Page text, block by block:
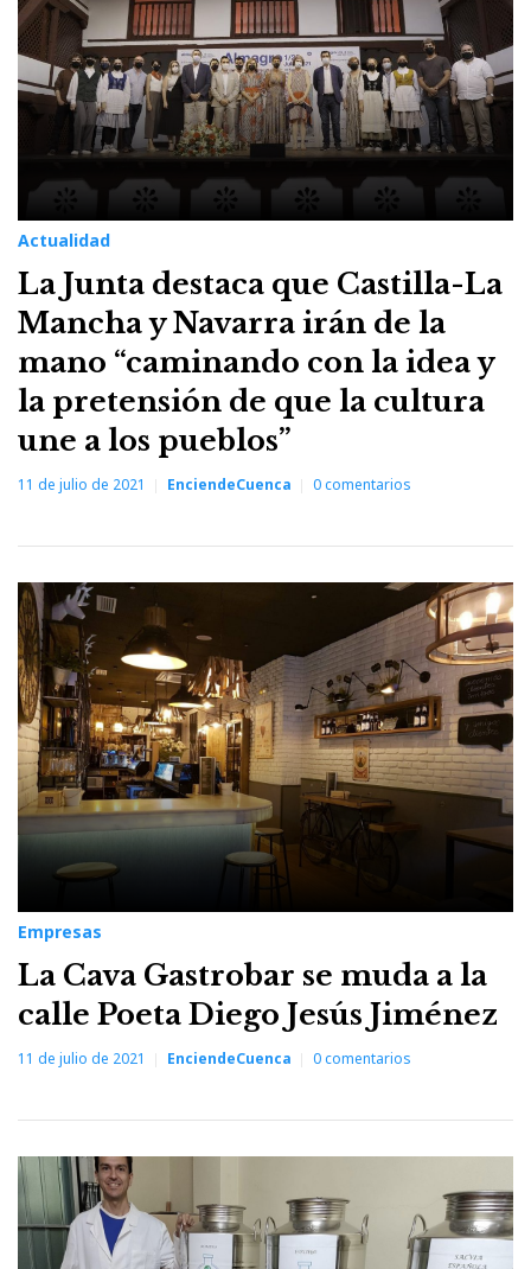
Actualidad
La Junta destaca que Castilla-La
Mancha y Navarra irán de la
mano “caminando con la idea y
la pretensión de que la cultura
une a los pueblos”
11 de julio de 2021 EnciendeCuenca 0comentarios
Empresas
La Cava Gastrobar se muda a la
calle Poeta Diego Jesús Jiménez
11 de julio de 2021 EnciendeCuenca 0comentarios